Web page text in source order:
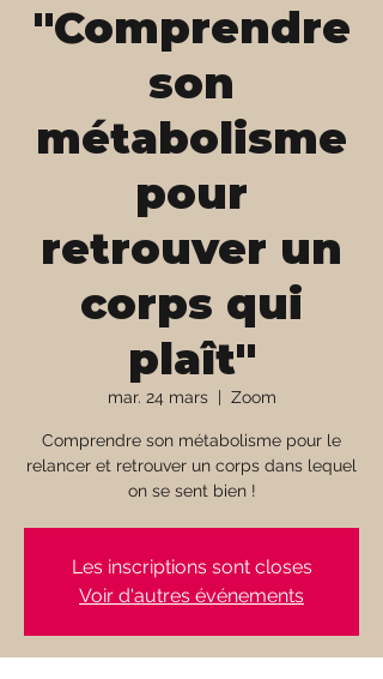
"Comprendre
son
métabolisme
pour
retrouver un
corps qui
plaît"
mar. 24 mars
  |
Zoom
Comprendre son métabolisme pour le
relancer et retrouver un corps dans lequel
on se sent bien !
Les inscriptions sont closes
Voir d'autres événements